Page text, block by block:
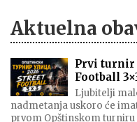
Aktuelna
Prvi turnir
Football
Ljubitelji
nadmetanja uskoro će
prvom Opštinskom turniru